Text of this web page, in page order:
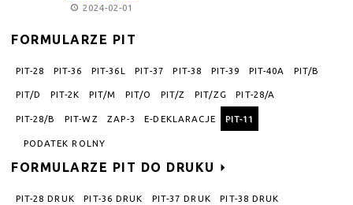
2024-02-01
FORMULARZE PIT
PIT-28 PIT-36 PIT-36L PIT-37 PIT-38 PIT-39 PIT-40A PIT/B
PIT/D PIT-2K PIT/M PIT/O PIT/Z PIT/ZG PIT-28/A
PIT-28/B PIT-WZ ZAP-3 E-DEKLARACJE PIT-11
PODATEK ROLNY
FORMULARZE PIT DO DRUKU
PIT-28 DRUK PIT-36 DRUK PIT-37 DRUK PIT-38 DRUK